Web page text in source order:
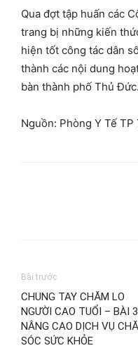
Qua đợt tập huấn các
trang bị những kiến
hiện tốt công tác dân
thành các nội dung
bàn thành phố Thủ
Nguồn: Phòng Y Tế
Bài trước
CHUNG TAY CHĂM LO
NGƯỜI CAO TUỔI – BÀI
NÂNG CAO DỊCH VỤ
SÓC SỨC KHỎE